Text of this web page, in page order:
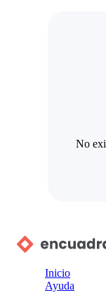
No
Inicio
Ayuda